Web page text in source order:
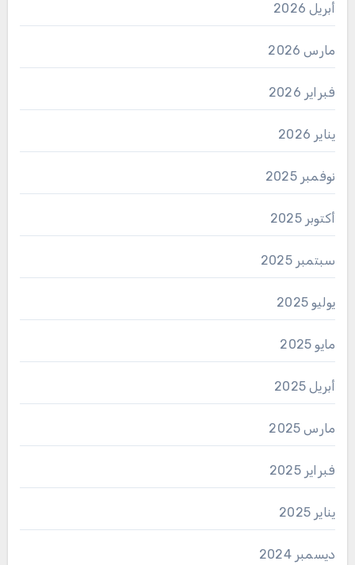
أبريل 2026
مارس 2026
فبراير 2026
يناير 2026
نوفمبر 2025
أكتوبر 2025
سبتمبر 2025
يوليو 2025
مايو 2025
أبريل 2025
مارس 2025
فبراير 2025
يناير 2025
ديسمبر 2024